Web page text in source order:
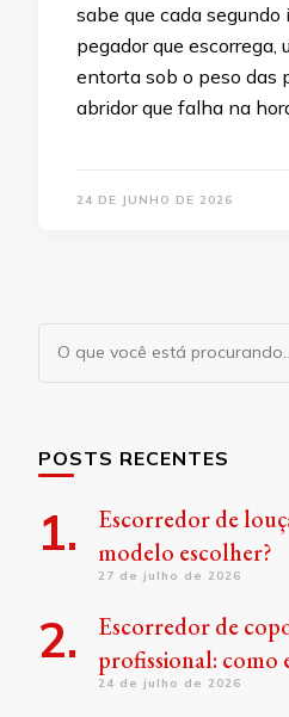
sabe que cada segundo
pegador que escorrega,
entorta sob o peso das
abridor que falha na
24 DE JUNHO DE 2026
Procurando
algo?
POSTS RECENTES
Escorredor de
modelo escolher?
27 de julho de 2026
Escorredor de
profissional: como
24 de julho de 2026